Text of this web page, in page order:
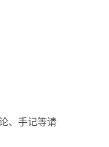
、手记等请